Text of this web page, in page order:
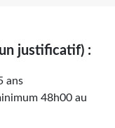
justificatif) :
ans
48h00 au